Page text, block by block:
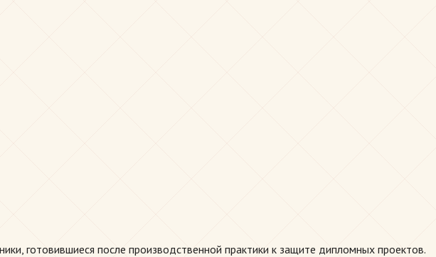
готовившиеся после производственной практики к защите дипломных проектов.